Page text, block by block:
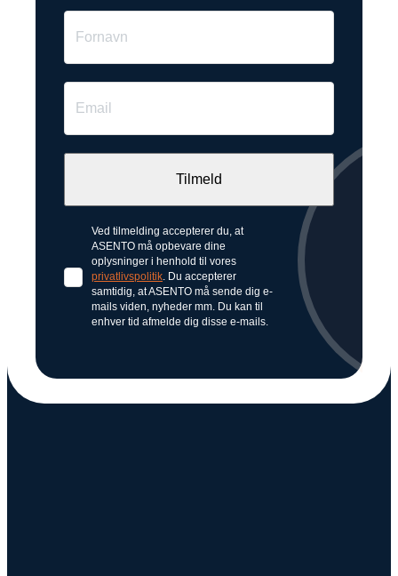
Ved tilmelding accepterer du, at
ASENTO må opbevare dine
oplysninger i henhold til vores
privatlivspolitik. Du accepterer
samtidig, at ASENTO må sende dig e-
mails viden, nyheder mm. Du kan til
enhver tid afmelde dig disse e-mails.